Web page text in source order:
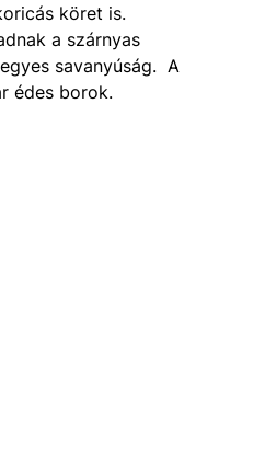
köret is.
a szárnyas
savanyúság. A
édes borok.